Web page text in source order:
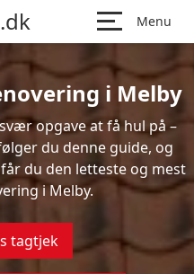
Menu
i Melby
opgave at få hul på –
du denne guide, og
du den letteste og mest
i Melby.
tagtjek